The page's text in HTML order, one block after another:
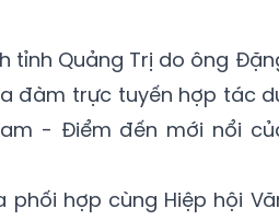
tỉnh Quảng Trị do ông
đàm trực tuyến hợp tác
- Điểm đến mới nổi
hợp cùng Hiệp hội